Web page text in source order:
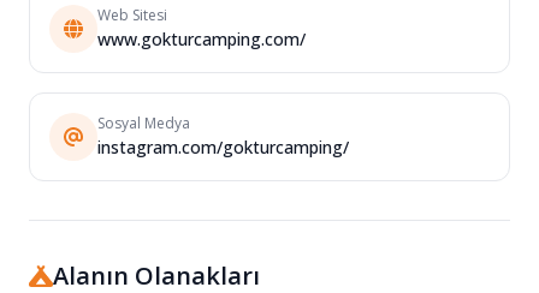
Web Sitesi
www.gokturcamping.com/
Sosyal Medya
instagram.com/gokturcamping/
Alanın Olanakları